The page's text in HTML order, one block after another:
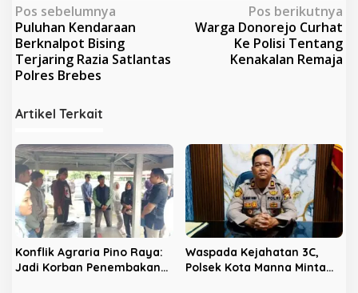
N
a
v
i
g
a
s
i
p
o
s
Pos sebelumnya
Puluhan Kendaraan
Berknalpot Bising
Terjaring Razia Satlantas
Polres Brebes
Pos berikutnya
Warga Donorejo Curhat
Ke Polisi Tentang
Kenakalan Remaja
Artikel Terkait
Konflik Agraria Pino Raya:
Jadi Korban Penembakan
Waspada Kejahatan 3C,
Polsek Kota Manna Minta